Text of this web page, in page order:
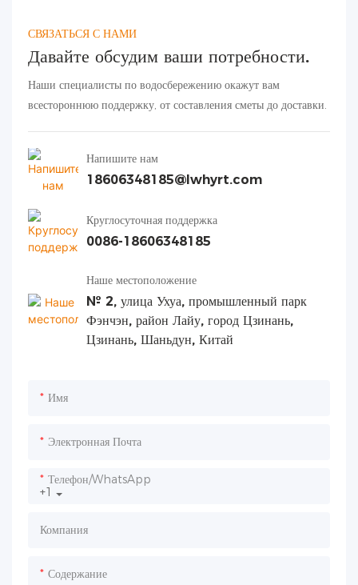
СВЯЗАТЬСЯ С НАМИ
Давайте обсудим ваши потребности.
Наши специалисты по водосбережению окажут вам
всестороннюю поддержку, от составления сметы до доставки.
Напишите нам
18606348185@lwhyrt.com
Круглосуточная поддержка
0086-18606348185
Наше местоположение
№ 2, улица Ухуа, промышленный парк
Фэнчэн, район Лайу, город Цзинань,
Цзинань, Шаньдун, Китай
Имя
Электронная Почта
+1
Телефон/WhatsApp
Компания
Содержание